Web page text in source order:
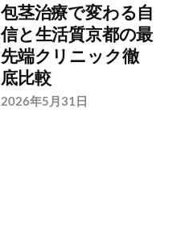
包茎治療で変わる自
信と生活質京都の最
先端クリニック徹
底比較
2026年5月31日